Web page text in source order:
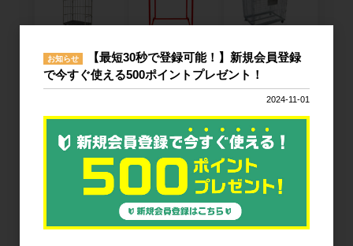
カゴ台車
ネスティング
ラック
メッシュパレ
6輪台車 ラック Zラック
お知らせ
【最短30秒で登録可能！】新規会員登録
で今すぐ使える500ポイントプレゼント！
2024-11-01